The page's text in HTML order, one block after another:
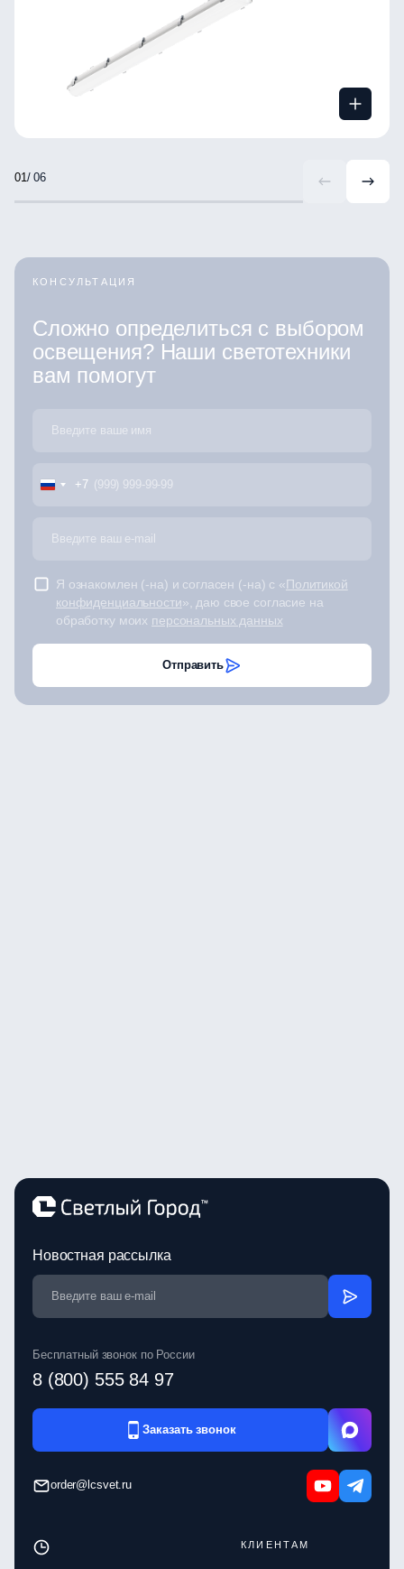
/ 06
КОНСУЛЬТАЦИЯ
Сложно определиться с выбором
освещения? Наши светотехники
вам помогут
+7
Я ознакомлен (-на) и согласен (-на) с «Политикой
конфиденциальности», даю свое согласие на
обработку моих персональных данных
Отправить
Новостная рассылка
Бесплатный звонок по России
8 (800) 555 84 97
Заказать звонок
order@lcsvet.ru
КЛИЕНТАМ